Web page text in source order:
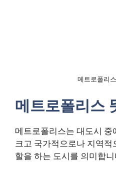
메트로폴리
메트로폴리스
메트로폴리스는 대도시
크고 국가적으로나 지역
할을 하는 도시를 의미합니